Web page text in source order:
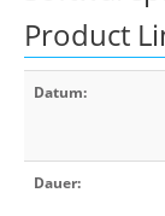
Product
Datum:
Dauer: